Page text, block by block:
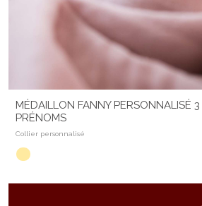
MÉDAILLON FANNY PERSONNALISÉ 3
PRÉNOMS
Collier personnalisé